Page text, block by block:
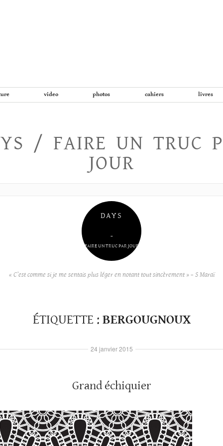
video photos cahiers livres
/ FAIRE UN TRUC
JOUR
DAYS
–
FAIRE UN TRUC PAR JOUR
« C’est comme si je me sentais plus léger en notant tout sincèrement » – S Maraï
ÉTIQUETTE : BERGOUGNOUX
Grand échiquier
24 janvier 2015